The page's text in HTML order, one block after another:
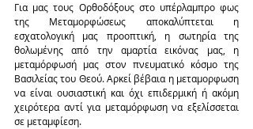
Για μας τους Ορθοδόξους στο υπέρλαμπρο φως
της Μεταμορφώσεως αποκαλύπτεται η
εσχατολογική μας προοπτική, η σωτηρία της
θολωμένης από την αμαρτία εικόνας μας, η
μεταμόρφωσή μας στον πνευματικό κόσμο της
Βασιλείας του Θεού. Αρκεί βέβαια η μεταμορφωση
να είναι ουσιαστική και όχι επιδερμική ή ακόμη
χειρότερα αντί για μεταμόρφωση να εξελίσσεται
σε μεταμφίεση.